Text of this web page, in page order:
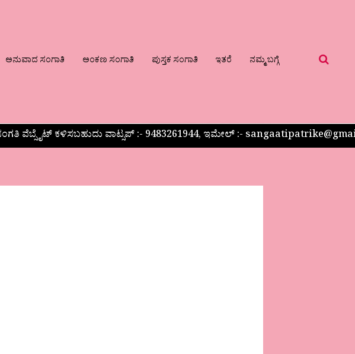
ಅನುವಾದ ಸಂಗಾತಿ ಅಂಕಣ ಸಂಗಾತಿ ಪುಸ್ತಕ ಸಂಗಾತಿ ಇತರೆ ನಮ್ಮ ಬಗ್ಗೆ
ವೆಬ್ಸೈಟ್ ಕಳಿಸಬಹುದು ವಾಟ್ಸಪ್‌ :- 9483261944, ಇಮೇಲ್ :-